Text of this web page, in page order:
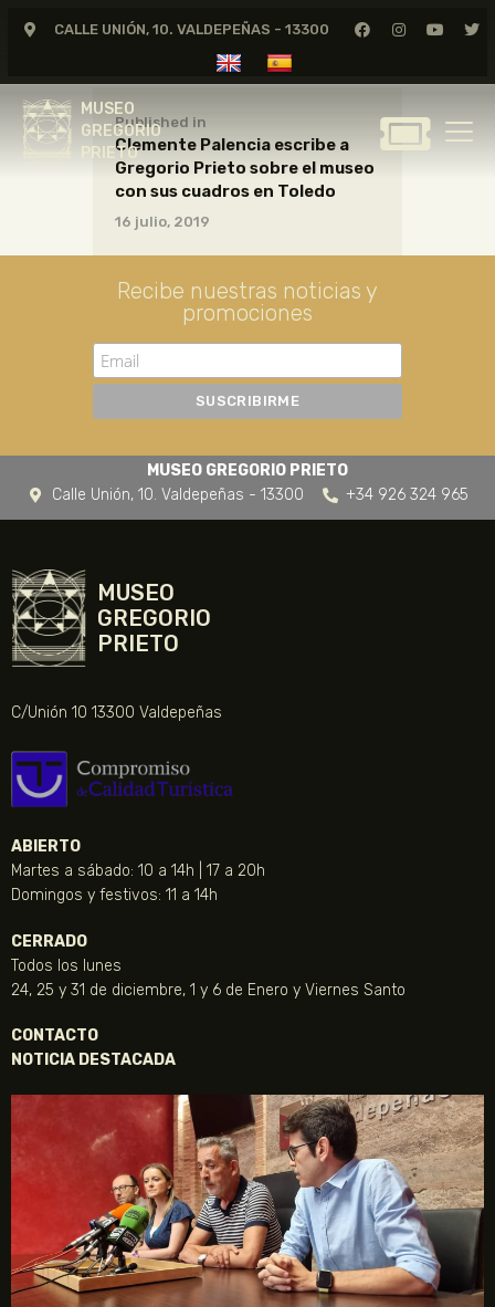
CALLE UNIÓN, 10. VALDEPEÑAS - 13300
MUSEO
GREGORIO
PRIETO
MUSEO
GREGORIO
GREGORIO PRIETO
MUSEO
ARCHIVO
CERTAMEN DE DIBUJO
FUNDACIÓN
TIENDA
NOTICIAS
Published in
Clemente Palencia escribe a
Gregorio Prieto sobre el museo
con sus cuadros en Toledo
16 julio, 2019
Recibe nuestras noticias y
promociones
MUSEO GREGORIO PRIETO
Calle Unión, 10. Valdepeñas - 13300
+34 926 324 965
MUSEO
GREGORIO
PRIETO
C/Unión 10 13300 Valdepeñas
ABIERTO
Martes a sábado: 10 a 14h | 17 a 20h
Domingos y festivos: 11 a 14h
CERRADO
Todos los lunes
24, 25 y 31 de diciembre, 1 y 6 de Enero y Viernes Santo
CONTACTO
NOTICIA DESTACADA